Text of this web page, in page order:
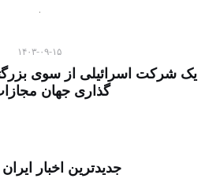
۱۴۰۳-۰۹-۱۵
یک شرکت اسرائیلی از سوی
گذاری جهان
جدیدترین اخبار